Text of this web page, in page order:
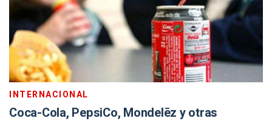
INTERNACIONAL
Coca-Cola, PepsiCo, Mondelēz y otras